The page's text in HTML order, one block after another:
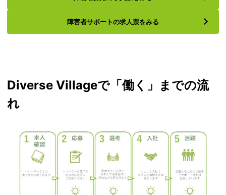
障害者サポートの求人票をみる
Diverse Villageで「働く」までの流
れ